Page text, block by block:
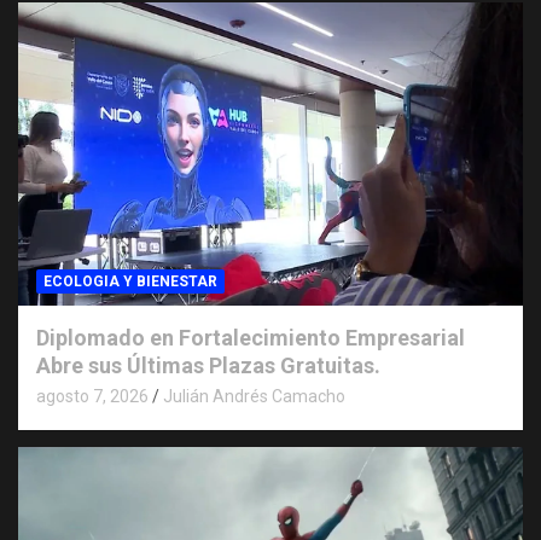
ECOLOGIA Y BIENESTAR
Diplomado en Fortalecimiento Empresarial
Abre sus Últimas Plazas Gratuitas.
agosto 7, 2026 Julián Andrés Camacho